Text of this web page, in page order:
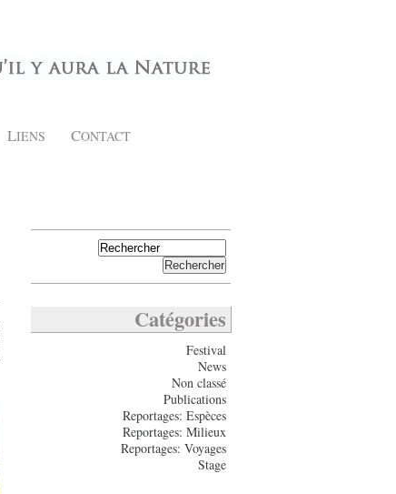
LIENS CONTACT
Catégories
Festival
News
Non classé
Publications
Reportages: Espèces
Reportages: Milieux
Reportages: Voyages
Stage